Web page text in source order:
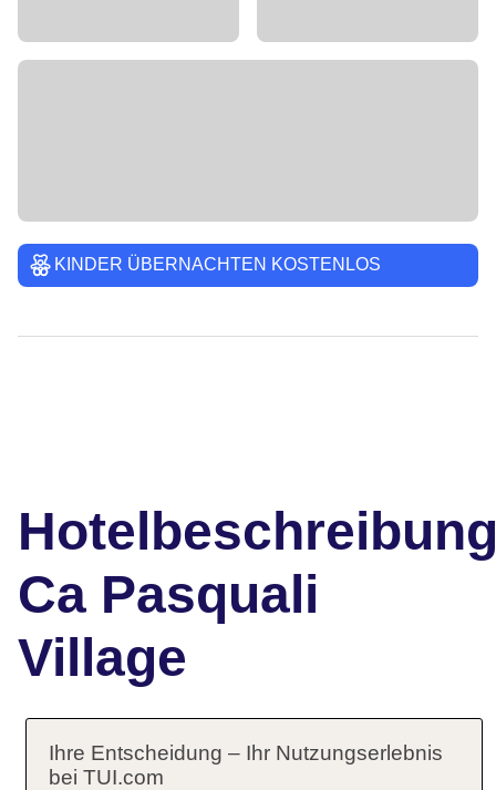
KINDER ÜBERNACHTEN KOSTENLOS
Ca Pasquali
Village
Das bietet Ihre Unterkunft
Ihre Entscheidung – Ihr Nutzungserlebnis
bei TUI.com